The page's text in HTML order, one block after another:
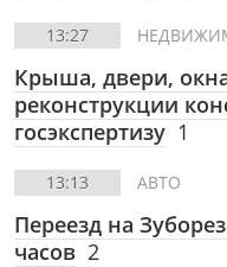
13:27
Крыша, двери,
реконструкции
госэкспертизу 1
13:13 АВТО
Переезд на
часов 2